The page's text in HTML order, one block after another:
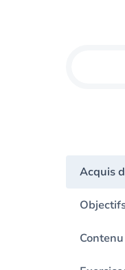
Acquis
Contenu